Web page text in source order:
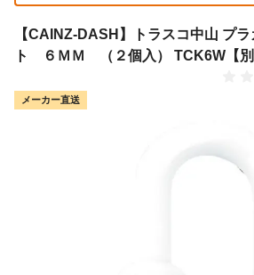
【CAINZ-DASH】トラスコ中山 プ
ト ６ＭＭ （２個入） TCK6W【別
メーカー直送